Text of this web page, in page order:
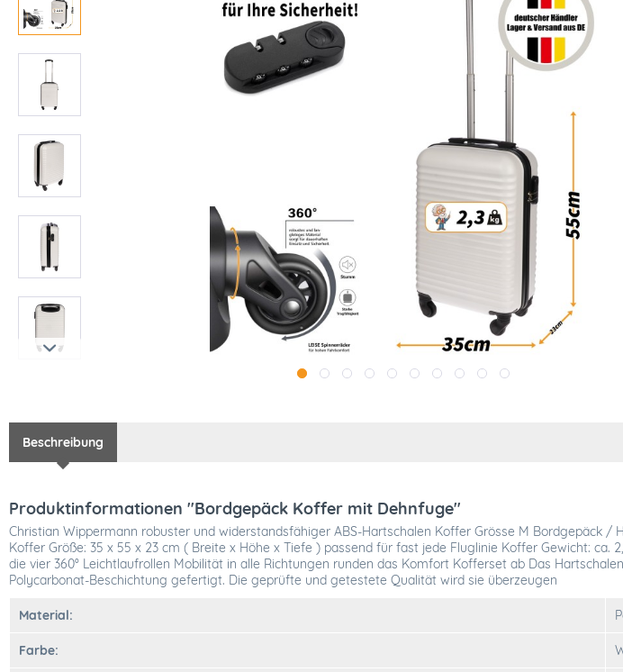
Beschreibung
Produktinformationen "Bordgepäck Koffer mit Dehnfuge"
Christian Wippermann robuster und widerstandsfähiger ABS-Hartschalen Koffer Grösse M Bordgepäck
Koffer Größe: 35 x 55 x 23 cm ( Breite x Höhe x Tiefe ) passend für fast jede Fluglinie Koffer Gewicht:
die vier 360° Leichtlaufrollen Mobilität in alle Richtungen runden das Komfort Kofferset ab Das
Polycarbonat-Beschichtung gefertigt. Die geprüfte und getestete Qualität wird sie überzeugen
Material:
Farbe: